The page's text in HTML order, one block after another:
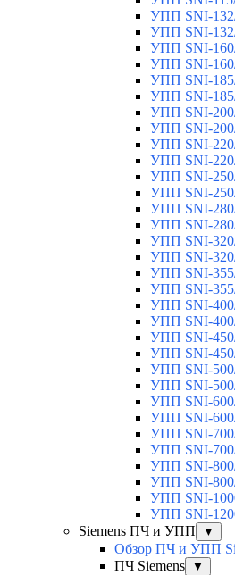
УПП SNI-
УПП SNI-
УПП SNI-
УПП SNI-
УПП SNI-
УПП SNI-
УПП SNI-
УПП SNI-
УПП SNI-
УПП SNI-
УПП SNI-
УПП SNI-
УПП SNI-
УПП SNI-
УПП SNI-
УПП SNI-
УПП SNI-
УПП SNI-
УПП SNI-
УПП SNI-
УПП SNI-
УПП SNI-
УПП SNI-
УПП SNI-
УПП SNI-
УПП SNI-
УПП SNI-
УПП SNI-
УПП SNI-
УПП SNI-
УПП SNI-
УПП SNI-
Siemens ПЧ и УПП
▼
Обзор ПЧ и УПП
ПЧ Siemens
▼